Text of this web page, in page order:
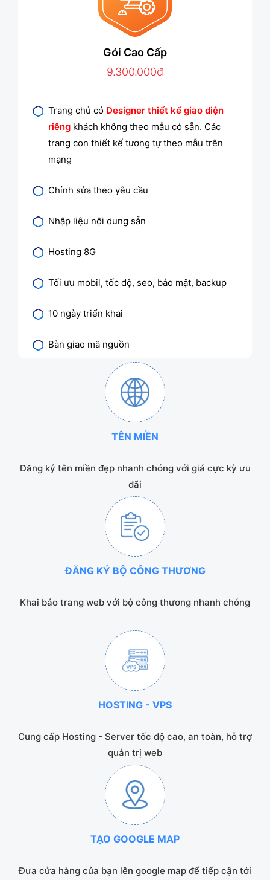
Gói Cao Cấp
9.300.000đ
Trang chủ có Designer thiết kế giao diện
riêng khách không theo mẫu có sẵn. Các
trang con thiết kế tương tự theo mẫu trên
mạng
Chỉnh sửa theo yêu cầu
Nhập liệu nội dung sẵn
Hosting 8G
Tối ưu mobil, tốc độ, seo, bảo mật, backup
10 ngày triển khai
Bàn giao mã nguồn
TÊN MIỀN
Đăng ký tên miền đẹp nhanh chóng với giá cực kỳ ưu
đãi
ĐĂNG KÝ BỘ CÔNG THƯƠNG
Khai báo trang web với bộ công thương nhanh chóng
HOSTING - VPS
Cung cấp Hosting - Server tốc độ cao, an toàn, hỗ trợ
quản trị web
TẠO GOOGLE MAP
Đưa cửa hàng của bạn lên google map để tiếp cận tới